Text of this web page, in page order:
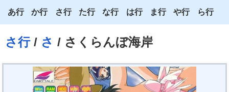
さ行/ さ / さくらんぼ海岸
あ行
い
か行
き
く
け
さ行
し
す
せ
た行
ち
つ
て
な行
に
ぬ
ね
は行
ひ
ふ
へ
ま行
む
め
や行
よ
わ
ら行